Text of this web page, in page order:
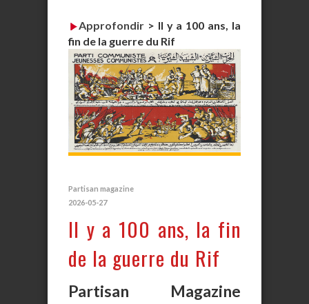
Approfondir > Il y a 100 ans, la
fin de la guerre du Rif
Partisan magazine
2026-05-27
Il y a 100 ans, la fin
de la guerre du Rif
Partisan Magazine